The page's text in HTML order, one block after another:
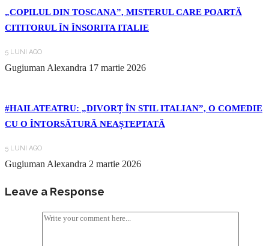
„COPILUL DIN TOSCANA”, MISTERUL CARE POARTĂ
CITITORUL ÎN ÎNSORITA ITALIE
5 LUNI AGO
Gugiuman Alexandra 17 martie 2026
#HAILATEATRU: „DIVORȚ ÎN STIL ITALIAN”, O COMEDIE
CU O ÎNTORSĂTURĂ NEAȘTEPTATĂ
5 LUNI AGO
Gugiuman Alexandra 2 martie 2026
Leave a Response